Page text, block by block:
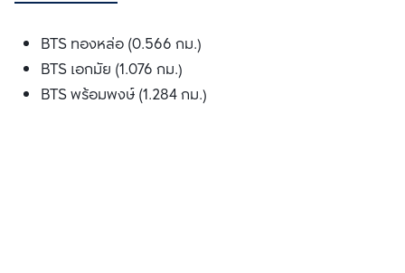
BTS ทองหล่อ (0.566 กม.)
BTS เอกมัย (1.076 กม.)
BTS พร้อมพงษ์ (1.284 กม.)